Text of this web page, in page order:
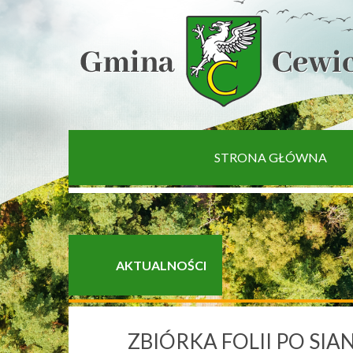
STRONA GŁÓWNA
AKTUALNOŚCI
ZBIÓRKA FOLII PO
[interaktywna-mapa]